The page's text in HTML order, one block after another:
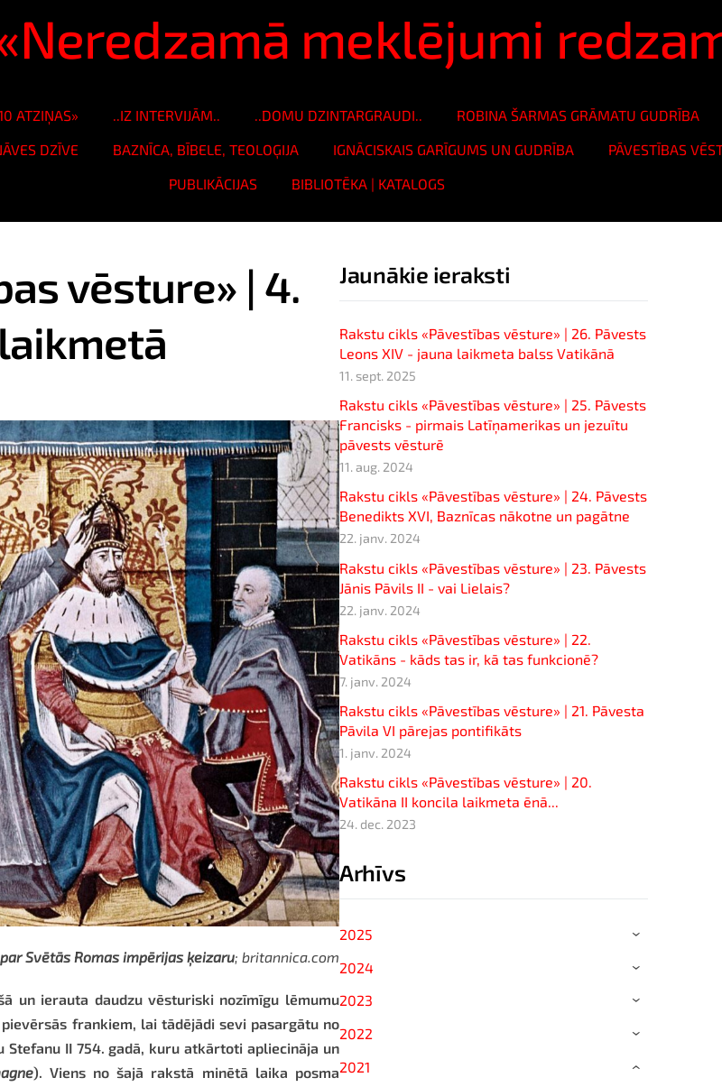
meklējumi
ATZIŅAS» ..IZ INTERVIJĀM.. ..DOMU DZINTARGRAUDI..
ROBINA ŠARMAS GRĀMATU GUDRĪBA
DZĪVE BAZNĪCA, BĪBELE, TEOLOĢIJA IGNĀCISKAIS GARĪGUMS UN GUDRĪBA
PĀVESTĪBAS
PUBLIKĀCIJAS
BIBLIOTĒKA | KATALOGS
Jaunākie ieraksti
Rakstu cikls «Pāvestības vēsture» | 26. Pāvests
Leons XIV - jauna laikmeta balss Vatikānā
11. sept. 2025
Rakstu cikls «Pāvestības vēsture» | 25. Pāvests
Francisks - pirmais Latīņamerikas un jezuītu
pāvests vēsturē
11. aug. 2024
Rakstu cikls «Pāvestības vēsture» | 24. Pāvests
Benedikts XVI, Baznīcas nākotne un pagātne
22. janv. 2024
Rakstu cikls «Pāvestības vēsture» | 23. Pāvests
Jānis Pāvils II - vai Lielais?
22. janv. 2024
Rakstu cikls «Pāvestības vēsture» | 22.
Vatikāns - kāds tas ir, kā tas funkcionē?
7. janv. 2024
Rakstu cikls «Pāvestības vēsture» | 21. Pāvesta
Pāvila VI pārejas pontifikāts
1. janv. 2024
Rakstu cikls «Pāvestības vēsture» | 20.
Vatikāna II koncila laikmeta ēnā...
24. dec. 2023
Arhīvs
2025 ›
2024 ›
2023 ›
2022 ›
2021 ›
vēsture» | 4.
Svētās Romas impērijas ķeizaru; britannica.com
un ierauta daudzu vēsturiski nozīmīgu lēmumu
frankiem, lai tādējādi sevi pasargātu no
II 754. gadā, kuru atkārtoti apliecināja un
). Viens no šajā rakstā minētā laika posma